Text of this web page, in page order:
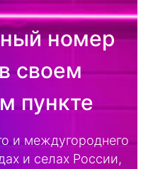
номер
своем
пункте
и междугороднего
и селах России,